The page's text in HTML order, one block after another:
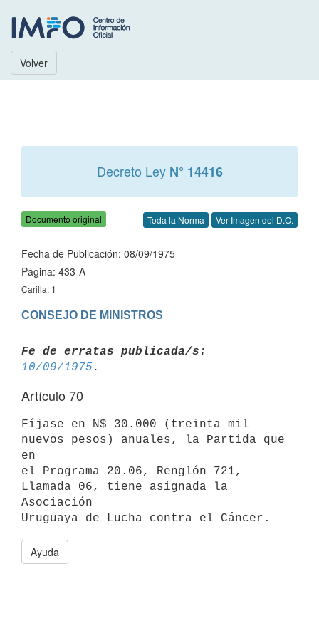
Volver
Decreto Ley N° 14416
Documento original Toda la Norma Ver Imagen del D.O.
Fecha de Publicación: 08/09/1975
Página: 433-A
Carilla: 1
CONSEJO DE MINISTROS
Fe de erratas publicada/s:
10/09/1975
Artículo 70
Fíjase en N$ 30.000 (treinta mil
nuevos pesos) anuales, la Partida que
en
el Programa 20.06, Renglón 721,
Llamada 06, tiene asignada la
Asociación
Ayuda